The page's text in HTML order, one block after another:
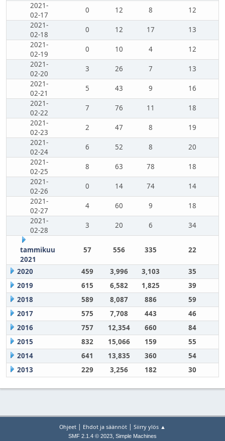
2021-
02-17
0 12 8
12
2021-
02-18
0 12 17
13
2021-
02-19
0 10 4
12
2021-
02-20
3 26 7
13
2021-
02-21
5 43 9
16
2021-
02-22
7 76 11
18
2021-
02-23
2 47 8
19
2021-
02-24
6 52 8
20
2021-
02-25
8 63 78
18
2021-
02-26
0 14 74
14
2021-
02-27
4 60 9
18
2021-
02-28
3 20 6 34
tammikuu
2021
57 556 335 22
2020 459 3,996 3,103
35
2019
615 6,582 1,825
39
2018
589 8,087 886
59
2017
575 7,708 443
46
2016
757 12,354 660
84
2015
832 15,066 159
55
2014
641 13,835 360
54
2013
229 3,256 182 30
Ohjeet | Ehdot ja säännöt | Siirry ylös ▲
SMF 2.1.4 © 2023, Simple Machines